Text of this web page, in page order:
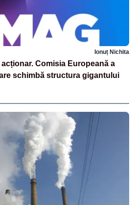
Ionuț Nichita
Comisia Europeană a
schimbă structura gigantului